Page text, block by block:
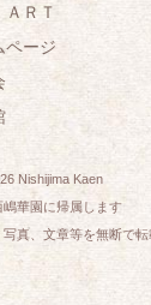
ＲＴ
ページ
Nishijima Kaen
華園に帰属します
真、文章等を無断で